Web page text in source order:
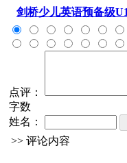
剑桥少儿英语预备级
点评：
字数
姓名：
>> 评论内容